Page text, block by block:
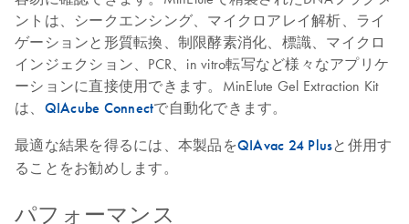
ントは、シークエンシング、マイクロアレイ解析、ライ
ゲーションと形質転換、制限酵素消化、標識、マイクロ
インジェクション、PCR、in vitro転写など様々なアプリケ
ーションに直接使用できます。MinElute Gel Extraction Kit
は、 QIAcube Connectで自動化できます。
最適な結果を得るには、本製品をQIAvac 24 Plusと併用す
ることをお勧めします。
パフォーマンス